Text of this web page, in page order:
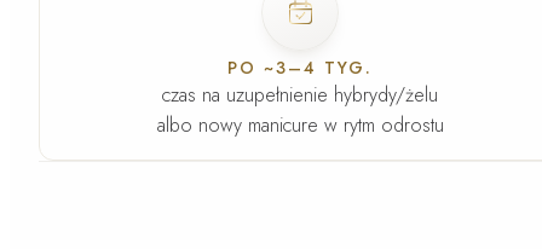
PO ~3–4 TYG.
czas na uzupełnienie hybrydy/żelu
albo nowy manicure w rytm odrostu